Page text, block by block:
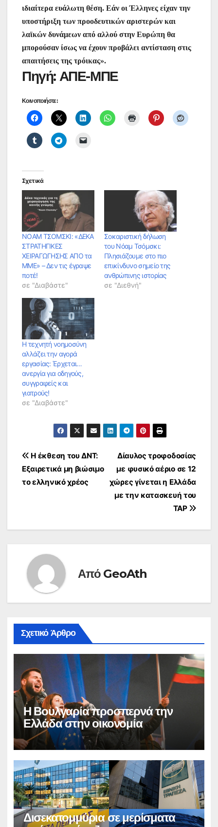
ιδιαίτερα ευάλωτη θέση. Εάν οι Έλληνες είχαν την
υποστήριξη των προοδευτικών αριστερών και
λαϊκών δυνάμεων από αλλού στην Ευρώπη θα
μπορούσαν ίσως να έχουν προβάλει αντίσταση στις
απαιτήσεις της τρόικας».
Πηγή: ΑΠΕ-ΜΠΕ
Κοινοποιήστε:
Σχετικά
ΝΟΑΜ ΤΣΟΜΣΚΙ: «ΔΕΚΑ
ΣΤΡΑΤΗΓΙΚΕΣ
ΧΕΙΡΑΓΩΓΗΣΗΣ ΑΠΟ τα
ΜΜΕ» – Δεν τις έγραψε
ποτέ!
σε "Διαβάστε"
Σοκαριστική δήλωση
του Νόαμ Τσόμσκι:
Πλησιάζουμε στο πιο
επικίνδυνο σημείο της
ανθρώπινης ιστορίας
σε "Διεθνή"
Η τεχνητή νοημοσύνη
αλλάζει την αγορά
εργασίας: Έρχεται…
ανεργία για οδηγούς,
συγγραφείς και
γιατρούς!
σε "Διαβάστε"
Πλοήγηση
άρθρων
Δίαυλος τροφοδοσίας
με φυσικό αέριο σε 12
χώρες γίνεται η Ελλάδα
με την κατασκευή του
ΤΑΡ
Η έκθεση του ΔΝΤ:
Εξαιρετικά μη βιώσιμο
το ελληνικό χρέος
Από GeoAth
Σχετικό Άρθρο
Η Βουλγαρία προσπερνά την
Ελλάδα στην οικονομία
Δισεκατομμύρια σε μερίσματα